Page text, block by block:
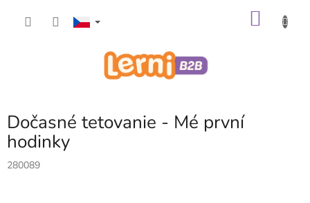
Dočasné tetovanie - Mé první
hodinky
280089